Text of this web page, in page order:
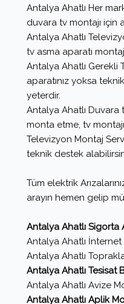
Antalya Ahatlı Her
duvara tv montajı için
Antalya Ahatlı
tv asma aparatı
Antalya Ahatlı Gerekli
aparatınız yoksa
yeterdir.
Antalya Ahatlı
monta etme, tv
Televizyon Montaj
teknik destek
Tüm elektrik
arayın hemen gelip
Antalya Ahatlı Sigorta
Antalya Ahatlı İnternet
Antalya Ahatlı
Antalya Ahatlı Tesisat
Antalya Ahatlı Avize
Antalya Ahatlı Aplik